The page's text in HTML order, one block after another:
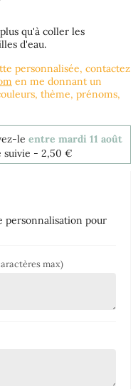
qu'à coller les
d'eau.
personnalisée, contactez
en me donnant un
thème, prénoms,
le entre mardi 11 août
suivie - 2,50 €
personnalisation pour
max)